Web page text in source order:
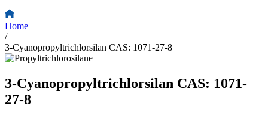
Home
/
3-Cyanopropyltrichlorsilan CAS: 1071-27-8
3-Cyanopropyltrichlorsilan CAS: 1071-
27-8